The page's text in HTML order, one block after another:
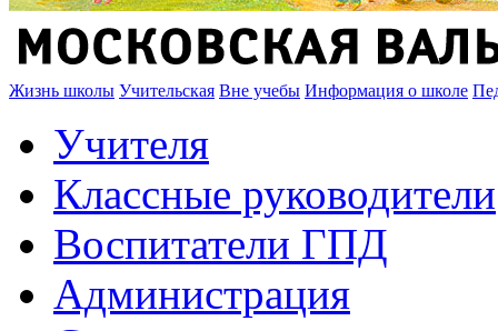
Жизнь школы Учительская Вне учебы Информация о школе
Учителя
Классные руководители
Воспитатели ГПД
Администрация